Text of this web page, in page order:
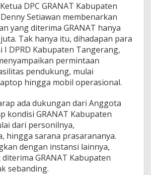
DPC GRANAT Kabupaten
Setiawan membenarkan
yang diterima GRANAT hanya
Tak hanya itu, dihadapan para
I DPRD Kabupaten Tangerang,
permintaan
pendukung, mulai
hingga mobil operasional.
ada dukungan dari Anggota
kondisi GRANAT Kabupaten
dari personilnya,
hingga sarana prasarananya.
dengan instansi lainnya,
GRANAT Kabupaten
sebanding.